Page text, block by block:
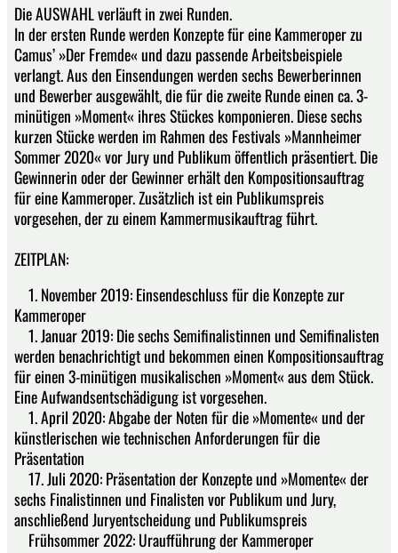
Die AUSWAHL verläuft in zwei Runden.
In der ersten Runde werden Konzepte für eine Kammeroper zu
Camus’ »Der Fremde« und dazu passende Arbeitsbeispiele
verlangt. Aus den Einsendungen werden sechs Bewerberinnen
und Bewerber ausgewählt, die für die zweite Runde einen ca. 3-
minütigen »Moment« ihres Stückes komponieren. Diese sechs
kurzen Stücke werden im Rahmen des Festivals »Mannheimer
Sommer 2020« vor Jury und Publikum öffentlich präsentiert. Die
Gewinnerin oder der Gewinner erhält den Kompositionsauftrag
für eine Kammeroper. Zusätzlich ist ein Publikumspreis
vorgesehen, der zu einem Kammermusikauftrag führt.
ZEITPLAN:
1. November 2019: Einsendeschluss für die Konzepte zur
Kammeroper
1. Januar 2019: Die sechs Semifinalistinnen und Semifinalisten
werden benachrichtigt und bekommen einen Kompositionsauftrag
für einen 3-minütigen musikalischen »Moment« aus dem Stück.
Eine Aufwandsentschädigung ist vorgesehen.
1. April 2020: Abgabe der Noten für die »Momente« und der
künstlerischen wie technischen Anforderungen für die
Präsentation
17. Juli 2020: Präsentation der Konzepte und »Momente« der
sechs Finalistinnen und Finalisten vor Publikum und Jury,
anschließend Juryentscheidung und Publikumspreis
Frühsommer 2022: Uraufführung der Kammeroper